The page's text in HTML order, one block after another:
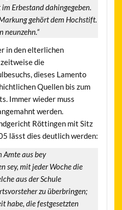
Erbestand dahingegeben.
gehört dem Hochstift.
neunzehn.“
in den elterlichen
die
dieses Lamento
Quellen bis zum
Immer wieder muss
werden.
Röttingen mit Sitz
lässt dies deutlich werden:
Amte aus bey
sey, mit jeder Woche die
aus der Schule
zu überbringen;
habe, die festgesetzten